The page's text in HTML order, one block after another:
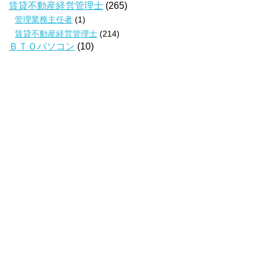
賃貸不動産経営管理士 (265)
管理業務主任者 (1)
賃貸不動産経営管理士 (214)
ＢＴＯパソコン (10)